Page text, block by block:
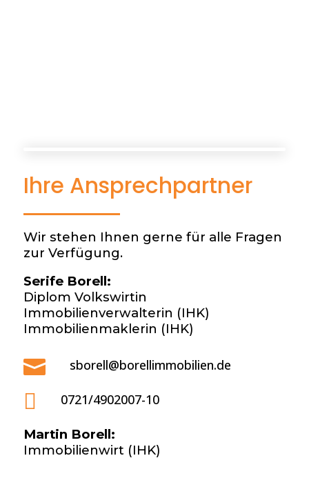
Ihre Ansprechpartner
Wir stehen Ihnen gerne für alle Fragen
zur Verfügung.
Serife Borell:
Diplom Volkswirtin
Immobilienverwalterin (IHK)
Immobilienmaklerin (IHK)
 sborell@borellimmobilien.de
 0721/4902007-10
Martin Borell:
Immobilienwirt (IHK)